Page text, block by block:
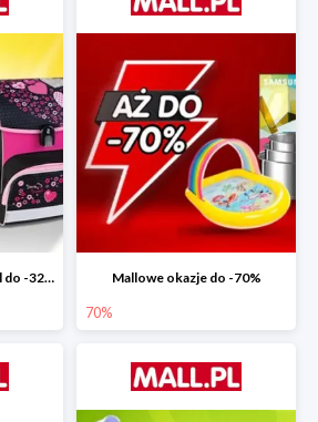
Plecaki szkolne w Mall.pl do -32% Mallowe okazje do -70%
70%